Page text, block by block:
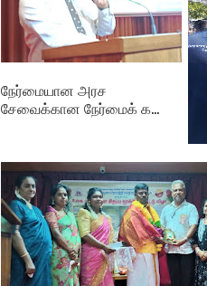
நேர்மையான அரச
சேவைக்கான நேர்மைக் க...